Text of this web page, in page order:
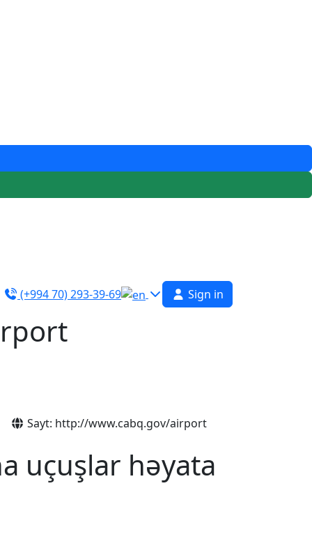
(+994 70) 293-39-69 Sign in
Sayt: http://www.cabq.gov/airport
uçuşlar həyata